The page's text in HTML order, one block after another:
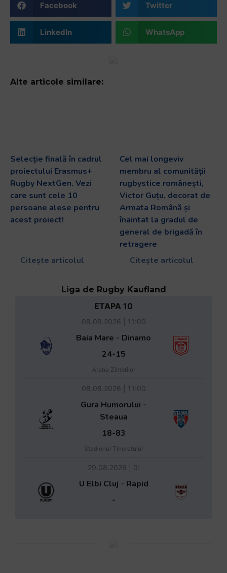
Facebook Twitter
LinkedIn WhatsApp
Alte articole similare:
Selecție finală în cadrul
proiectului Erasmus+
Rugby NextGen. Vezi
care sunt cele 10
persoane alese pentru
acest proiect!
Citește articolul
Cel mai longeviv
membru al comunității
rugbystice românești,
Victor Guțu, decorat de
Armata Română și
înaintat la gradul de
general de brigadă în
retragere
Citește articolul
Liga de Rugby Kaufland
ETAPA 10
08.08.2026 | 11:00
Baia Mare - Dinamo
24-15
Arena Zimbrilor
08.08.2026 | 11:00
Gura Humorului -
Steaua
18-83
Stadionul Tineretului
29.08.2026 | 0:
U Elbi Cluj - Rapid
-